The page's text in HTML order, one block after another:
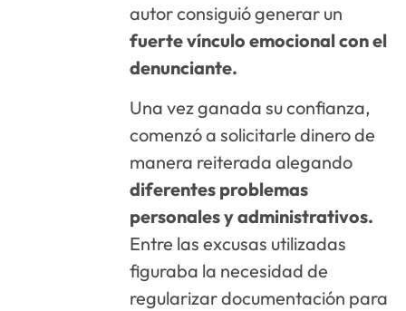
autor consiguió generar un
fuerte vínculo emocional con el
denunciante.
Una vez ganada su confianza,
comenzó a solicitarle dinero de
manera reiterada alegando
diferentes problemas
personales y administrativos.
Entre las excusas utilizadas
figuraba la necesidad de
regularizar documentación para